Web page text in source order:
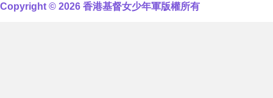
Copyright © 2026 香港基督女少年軍版權所有